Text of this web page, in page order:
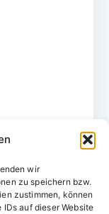
wir
zu speichern bzw.
zustimmen, können
auf dieser Website